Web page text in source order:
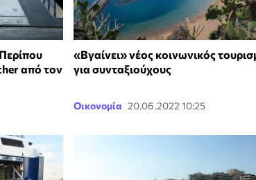
από τον
«Βγαίνει» νέος κοινωνικός
για συνταξιούχους
Οικονομία 20.06.2022 10:25